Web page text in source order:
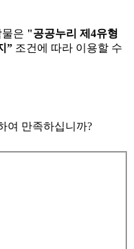
은 "공공누리 제4유형
” 조건에 따라 이용할 수
여 만족하십니까?